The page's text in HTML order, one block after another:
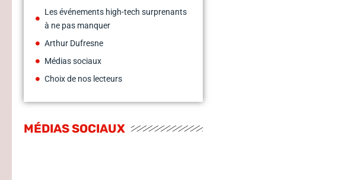
Les événements high-tech surprenants
à ne pas manquer
Arthur Dufresne
Médias sociaux
Choix de nos lecteurs
MÉDIAS SOCIAUX